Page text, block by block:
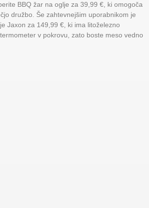
BBQ žar na oglje za 39,99 €, ki omogoča
družbo. Še zahtevnejšim uporabnikom je
Jaxon za 149,99 €, ki ima litoželezno
v pokrovu, zato boste meso vedno